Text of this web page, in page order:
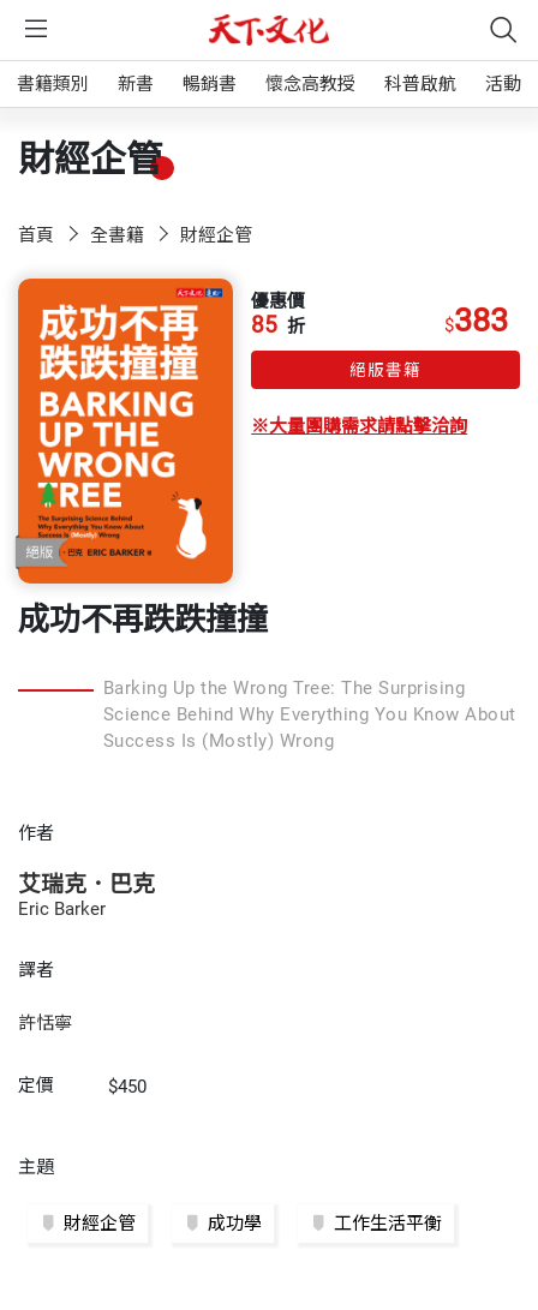
書籍類別 新書 暢銷書 懷念高教授 科普啟航 活動
財經企管
首頁 全書籍 財經企管
優惠價
85 折 $383
絕版書籍
※大量團購需求請點擊洽詢
成功不再跌跌撞撞
Barking Up the Wrong Tree: The Surprising
Science Behind Why Everything You Know About
Success Is (Mostly) Wrong
作者
艾瑞克．巴克
Eric Barker
譯者
許恬寧
定價 $450
主題
財經企管 成功學 工作生活平衡